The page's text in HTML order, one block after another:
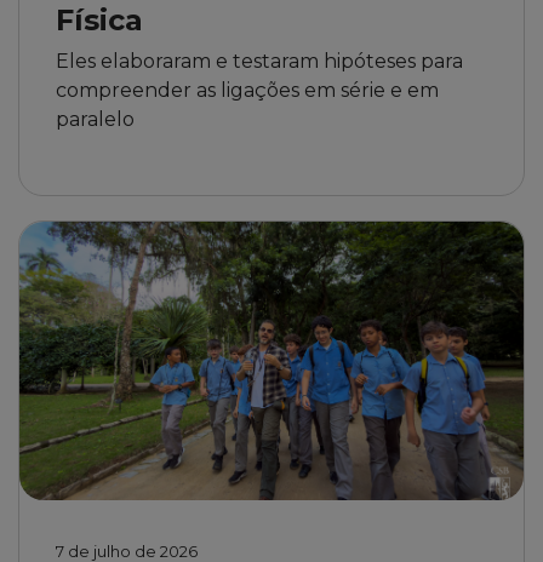
Física
Eles elaboraram e testaram hipóteses para
compreender as ligações em série e em
paralelo
7 de julho de 2026